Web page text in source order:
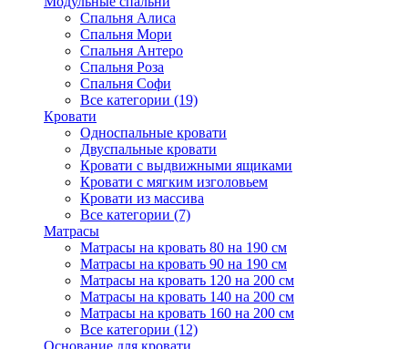
Спальня Алиса
Спальня Мори
Спальня Антеро
Спальня Роза
Спальня Софи
Все категории (19)
Кровати
Односпальные кровати
Двуспальные кровати
Кровати с выдвижными ящиками
Кровати с мягким изголовьем
Кровати из массива
Все категории (7)
Матрасы
Матрасы на кровать 80 на 190 см
Матрасы на кровать 90 на 190 см
Матрасы на кровать 120 на 200 см
Матрасы на кровать 140 на 200 см
Матрасы на кровать 160 на 200 см
Все категории (12)
Основание для кровати